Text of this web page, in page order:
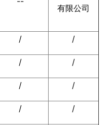
有限公司
/ /
/ /
/ /
/ /